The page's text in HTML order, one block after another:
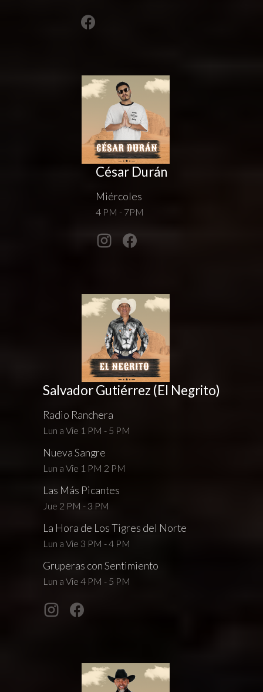
César Durán
Miércoles
4 PM - 7PM
Salvador Gutiérrez (El Negrito)
Radio Ranchera
Lun a Vie 1 PM - 5 PM
Nueva Sangre
Lun a Vie 1 PM 2 PM
Las Más Picantes
Jue 2 PM - 3 PM
La Hora de Los Tigres del Norte
Lun a Vie 3 PM - 4 PM
Gruperas con Sentimiento
Lun a Vie 4 PM - 5 PM